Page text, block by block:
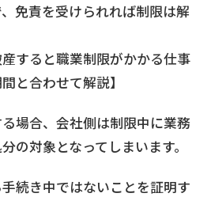
免責を受けられれば制限は解
産すると職業制限がかかる仕事
と合わせて解説】
場合、会社側は制限中に業務
の対象となってしまいます。
続き中ではないことを証明す